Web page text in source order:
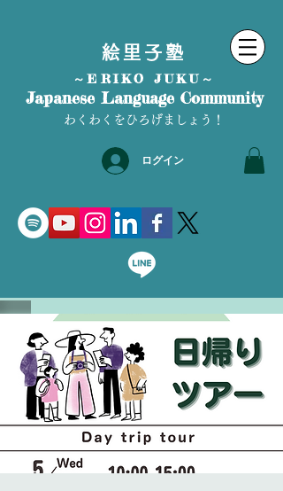
絵里子塾
～ERIKO JUKU～
Japanese Language Community
わくわくをひろげましょう！
ログイン